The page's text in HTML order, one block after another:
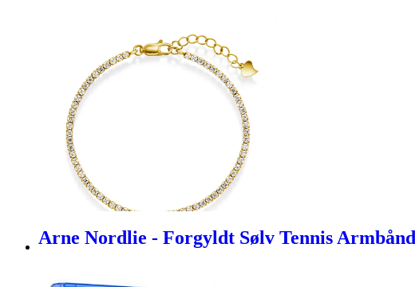
Arne Nordlie - Forgyldt Sølv Tennis